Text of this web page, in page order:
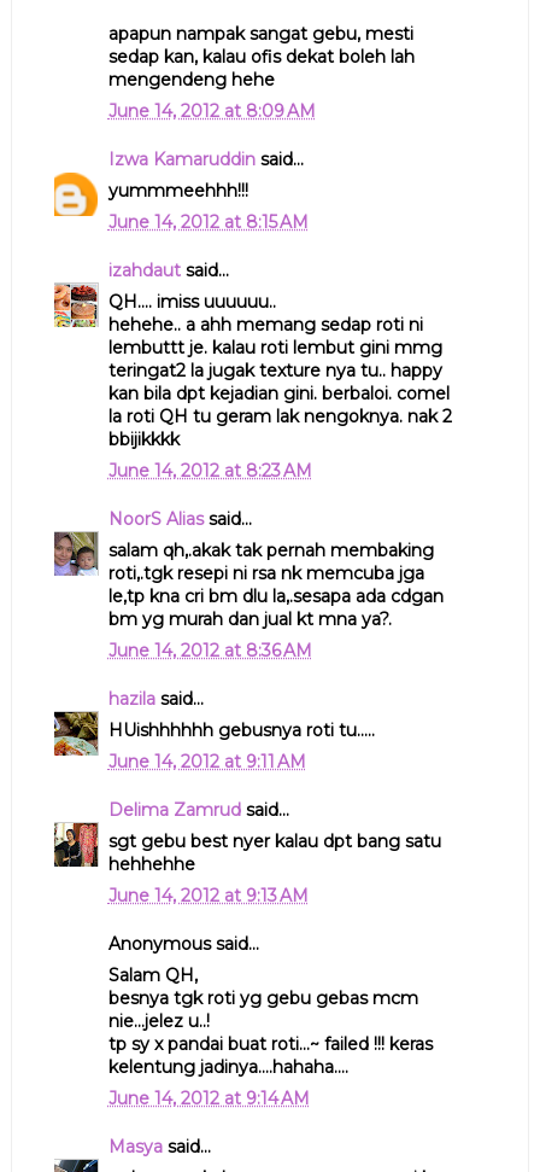
apapun nampak sangat gebu, mesti
sedap kan, kalau ofis dekat boleh lah
mengendeng hehe
June 14, 2012 at 8:09 AM
Izwa Kamaruddinsaid...
yummmeehhh!!!
June 14, 2012 at 8:15 AM
izahdautsaid...
QH.... imiss uuuuuu..
hehehe.. a ahh memang sedap roti ni
lembuttt je. kalau roti lembut gini mmg
teringat2 la jugak texture nya tu.. happy
kan bila dpt kejadian gini. berbaloi. comel
la roti QH tu geram lak nengoknya. nak 2
bbijikkkk
June 14, 2012 at 8:23 AM
NoorS Aliassaid...
salam qh,.akak tak pernah membaking
roti,.tgk resepi ni rsa nk memcuba jga
le,tp kna cri bm dlu la,.sesapa ada cdgan
bm yg murah dan jual kt mna ya?.
June 14, 2012 at 8:36 AM
hazilasaid...
HUishhhhhh gebusnya roti tu.....
June 14, 2012 at 9:11 AM
Delima Zamrudsaid...
sgt gebu best nyer kalau dpt bang satu
hehhehhe
June 14, 2012 at 9:13 AM
Anonymous said...
Salam QH,
besnya tgk roti yg gebu gebas mcm
nie...jelez u..!
tp sy x pandai buat roti...~ failed !!! keras
kelentung jadinya....hahaha....
June 14, 2012 at 9:14 AM
Masyasaid...